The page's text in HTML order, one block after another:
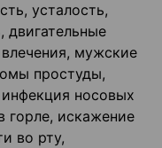
усталость,
двигательные
мужские
простуды,
носовых
горле, искажение
во рту,